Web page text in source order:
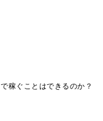
稼ぐことはできるのか？